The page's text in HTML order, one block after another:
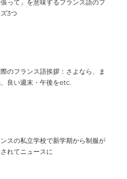
張って」を意味するフランス語のフ
3つ
のフランス語挨拶：さよなら、ま
良い週末・午後をetc.
スの私立学校で新学期から制服が
れてニュースに